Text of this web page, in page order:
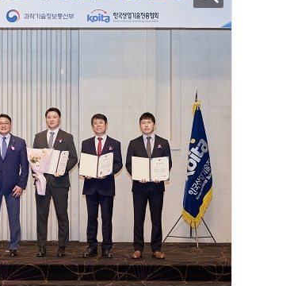
500조 퇴직연금 시장 노리는 RA 핀
테크…AI 연금운용 경쟁 본격화